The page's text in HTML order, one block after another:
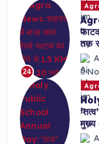
24
तक
मुख्य